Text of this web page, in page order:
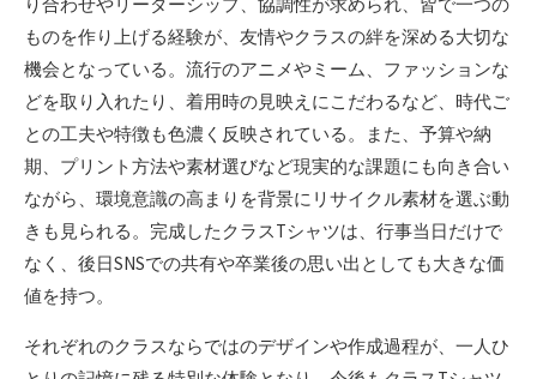
ものを作り上げる経験が、友情やクラスの絆を深める大切な
機会となっている。流行のアニメやミーム、ファッションな
どを取り入れたり、着用時の見映えにこだわるなど、時代ご
との工夫や特徴も色濃く反映されている。また、予算や納
期、プリント方法や素材選びなど現実的な課題にも向き合い
ながら、環境意識の高まりを背景にリサイクル素材を選ぶ動
きも見られる。完成したクラスTシャツは、行事当日だけで
なく、後日SNSでの共有や卒業後の思い出としても大きな価
値を持つ。
それぞれのクラスならではのデザインや作成過程が、一人ひ